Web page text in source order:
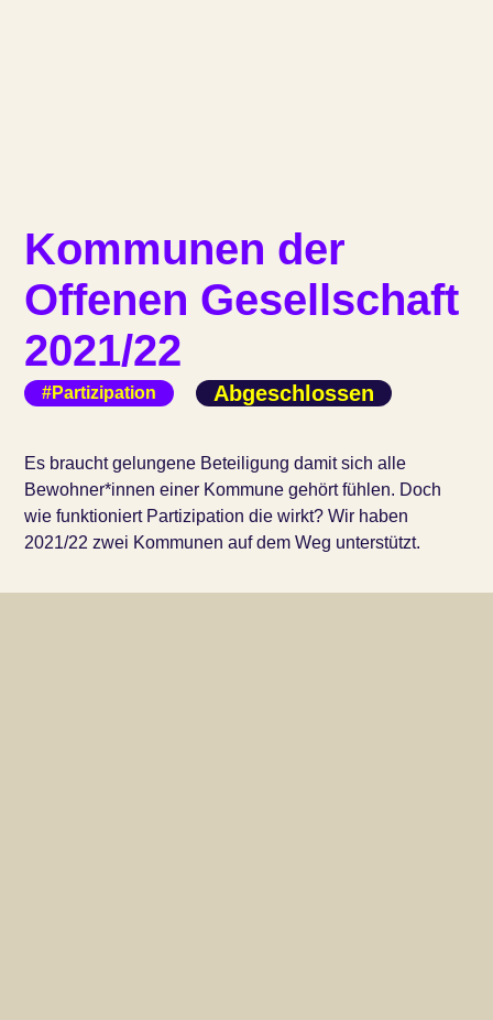
Kommunen der
Offenen Gesellschaft
2021/22
#Partizipation Abgeschlossen
Es braucht gelungene Beteiligung damit sich alle
Bewohner*innen einer Kommune gehört fühlen. Doch
wie funktioniert Partizipation die wirkt? Wir haben
2021/22 zwei Kommunen auf dem Weg unterstützt.